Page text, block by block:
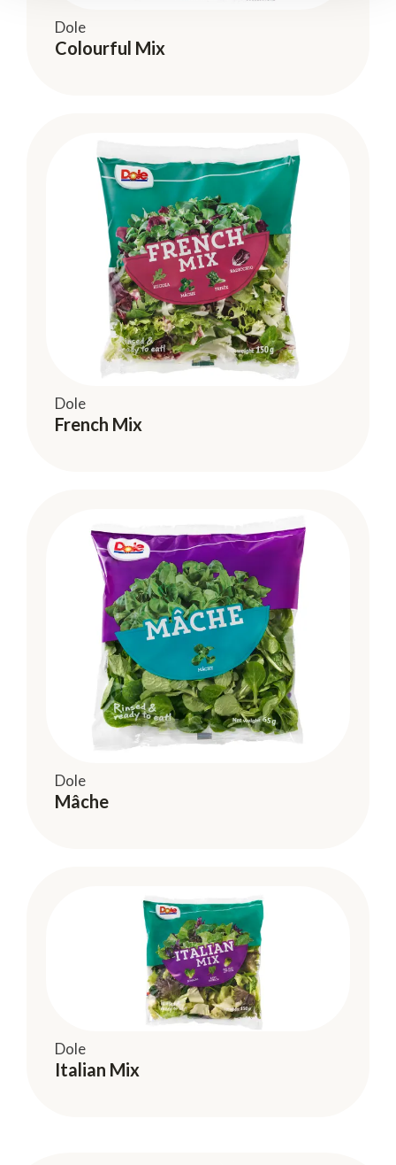
Dole
Colourful Mix
Dole
French Mix
Dole
Mâche
Dole
Italian Mix